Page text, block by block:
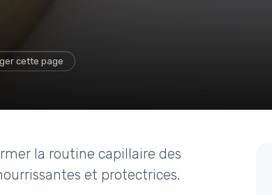
cette page
la routine capillaire des
et protectrices.